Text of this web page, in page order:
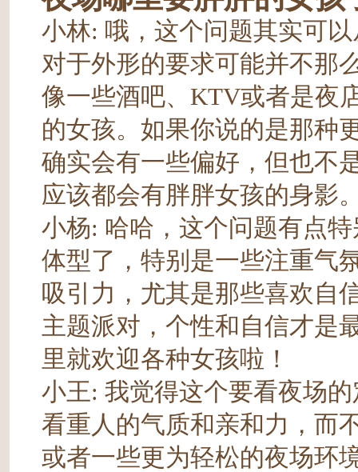
小林: 哦，这个问题其实可
对于外形的要求可能并不那
像一些酒吧、KTV或者是夜
的女孩。如果你说的是那种
确实会有一些偏好，但也不
应该都会有胖胖女孩的身影
小杨: 哈哈，这个问题有点
体型了，特别是一些注重气
吸引力，尤其是那些喜欢自
主题派对，个性和自信才是
里就欢迎各种女孩啦！
小王: 我觉得这个要看夜场
看重人的气质和亲和力，而
或者一些更为轻松的夜场环